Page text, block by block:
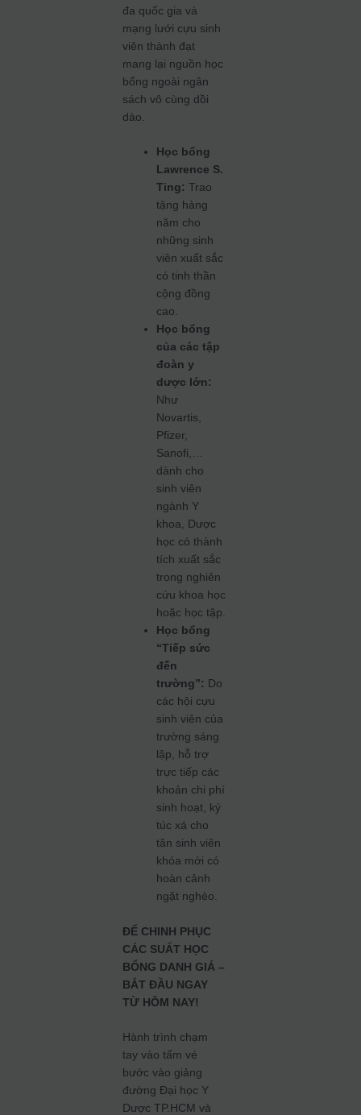
đa quốc gia và
mạng lưới cựu sinh
viên thành đạt
mang lại nguồn học
bổng ngoài ngân
sách vô cùng dồi
dào.
Học bổng
Lawrence S.
Ting: Trao
tặng hàng
năm cho
những sinh
viên xuất sắc
có tinh thần
cộng đồng
cao.
Học bổng
của các tập
đoàn y
dược lớn:
Như
Novartis,
Pfizer,
Sanofi,…
dành cho
sinh viên
ngành Y
khoa, Dược
học có thành
tích xuất sắc
trong nghiên
cứu khoa học
hoặc học tập.
Học bổng
“Tiếp sức
đến
trường”: Do
các hội cựu
sinh viên của
trường sáng
lập, hỗ trợ
trực tiếp các
khoản chi phí
sinh hoạt, ký
túc xá cho
tân sinh viên
khóa mới có
hoàn cảnh
ngặt nghèo.
ĐỂ CHINH PHỤC
CÁC SUẤT HỌC
BỔNG DANH GIÁ –
BẮT ĐẦU NGAY
TỪ HÔM NAY!
Hành trình chạm
tay vào tấm vé
bước vào giảng
đường Đại học Y
Dược TP.HCM và